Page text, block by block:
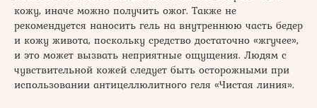
кожу, иначе можно получить ожог. Также не
рекомендуется наносить гель на внутреннюю часть бедер
и кожу живота, поскольку средство достаточно «жгучее»,
и это может вызвать неприятные ощущения. Людям с
чувствительной кожей следует быть осторожными при
использовании антицеллюлитного геля «Чистая линия».